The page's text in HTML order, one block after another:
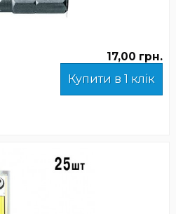
17,00 грн.
Купити в 1 клік